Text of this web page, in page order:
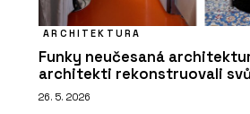
ARCHITEKTURA
Funky neučesaná
architekti rekonstruovali
26. 5. 2026